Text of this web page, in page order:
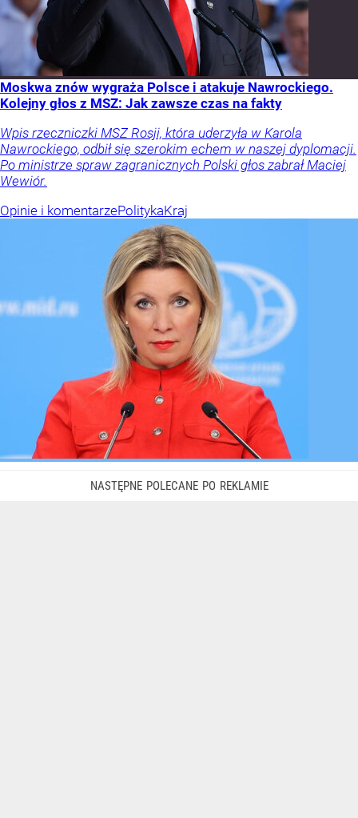
Moskwa znów wygraża Polsce i atakuje Nawrockiego.
Kolejny głos z MSZ: Jak zawsze czas na fakty
Wpis rzeczniczki MSZ Rosji, która uderzyła w Karola
Nawrockiego, odbił się szerokim echem w naszej dyplomacji.
Po ministrze spraw zagranicznych Polski głos zabrał Maciej
Wewiór.
Opinie i komentarzePolitykaKraj